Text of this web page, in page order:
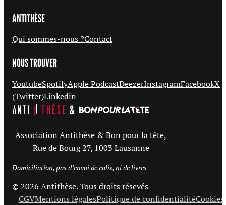
ANTITHÈSE
Qui sommes-nous ?Contact
NOUS TROUVER
YoutubeSpotifyApple PodcastDeezerInstagramFacebookX
(Twitter)Linkedin
Association Antithèse & Bon pour la tête,
Rue de Bourg 27, 1003 Lausanne
Domiciliation, pas d’envoi de colis, ni de livres
© 2026 Antithèse. Tous droits résevés
CGVMentions légalesPolitique de confidentialitéCookies